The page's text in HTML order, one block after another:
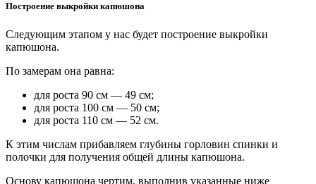
Построение выкройки капюшона
Следующим этапом у нас будет построение выкройки
капюшона.
По замерам она равна:
для роста 90 см — 49 см;
для роста 100 см — 50 см;
для роста 110 см — 52 см.
К этим числам прибавляем глубины горловин спинки и
полочки для получения общей длины капюшона.
Основу капюшона чертим, выполнив указанные ниже